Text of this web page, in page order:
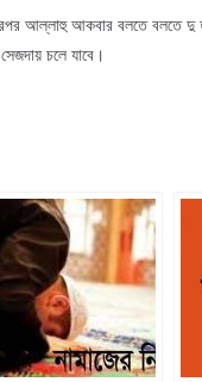
আল্লাহু আকবার বলতে বলতে দু
চলে যাবে।